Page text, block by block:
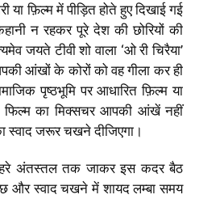
या फ़िल्म में पीड़ित होते हुए दिखाई गई
न रहकर पूरे देश की छोरियों की
जयते टीवी शो वाला ‘ओ री चिरैया’
आंखों के कोरों को वह गीला कर ही
पृष्ठभूमि पर आधारित फ़िल्म या
फिल्म का मिक्सचर आपकी आंखें नहीं
स्वाद जरूर चखने दीजिएगा।
अंतस्तल तक जाकर इस कदर बैठ
और स्वाद चखने में शायद लम्बा समय